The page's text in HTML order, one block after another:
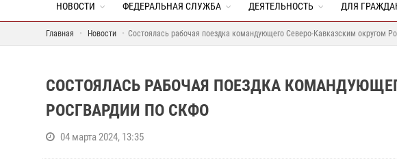
НОВОСТИ ФЕДЕРАЛЬНАЯ СЛУЖБА ДЕЯТЕЛЬНОСТЬ ДЛЯ
Главная Новости Состоялась рабочая поездка командующего Северо-Кавказским округом
СОСТОЯЛАСЬ РАБОЧАЯ ПОЕЗДКА
РОСГВАРДИИ ПО СКФО
04 марта 2024, 13:35